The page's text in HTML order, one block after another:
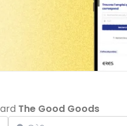
The Good Goods
Localisation